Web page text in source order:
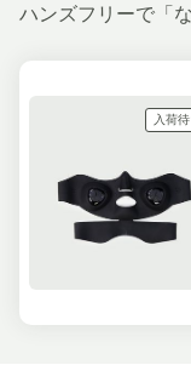
ハンズフリーで「
入荷